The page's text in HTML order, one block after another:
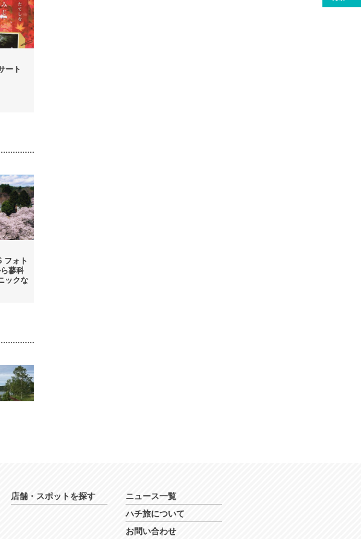
ート
フォト
蓼科
ックな
店舗・スポットを探す
ニュース一覧
ハチ旅について
お問い合わせ